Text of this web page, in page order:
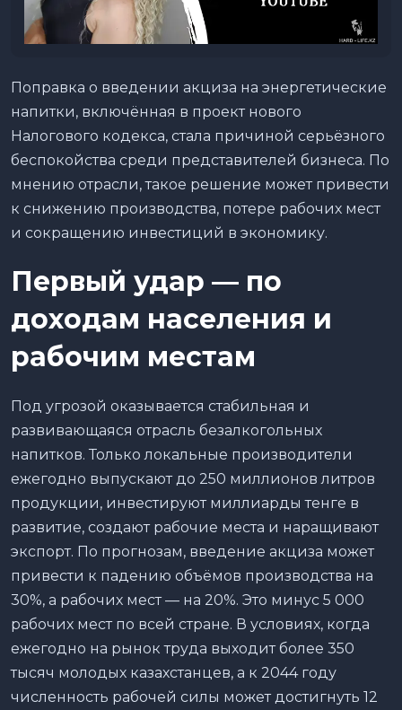
Поправка о введении акциза на энергетические
напитки, включённая в проект нового
Налогового кодекса, стала причиной серьёзного
беспокойства среди представителей бизнеса. По
мнению отрасли, такое решение может привести
к снижению производства, потере рабочих мест
и сокращению инвестиций в экономику.
Первый удар — по
доходам населения и
рабочим местам
Под угрозой оказывается стабильная и
развивающаяся отрасль безалкогольных
напитков. Только локальные производители
ежегодно выпускают до 250 миллионов литров
продукции, инвестируют миллиарды тенге в
развитие, создают рабочие места и наращивают
экспорт. По прогнозам, введение акциза может
привести к падению объёмов производства на
30%, а рабочих мест — на 20%. Это минус 5 000
рабочих мест по всей стране. В условиях, когда
ежегодно на рынок труда выходит более 350
тысяч молодых казахстанцев, а к 2044 году
численность рабочей силы может достигнуть 12